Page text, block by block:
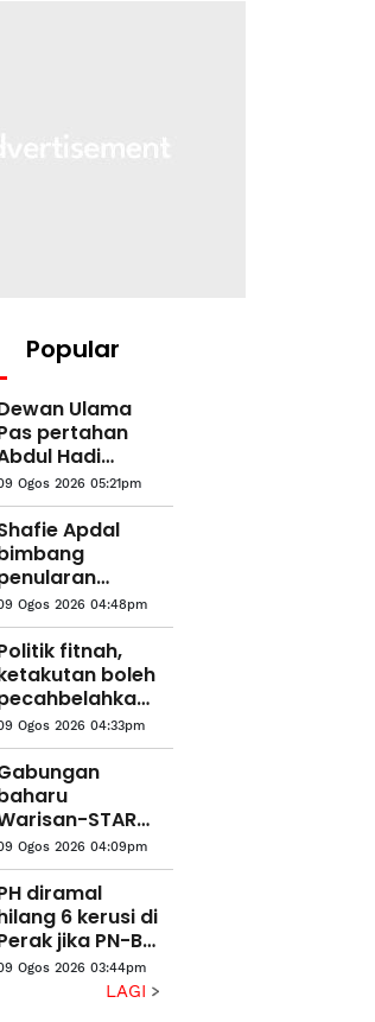
Popular
Ulama
pertahan
Hadi
DAP
hapuskan
Melayu
Ogos 2026 05:21pm
Apdal
palsu
Warisan
Ogos 2026 04:48pm
fitnah,
boleh
–
pondok
Ogos 2026 04:33pm
STAR-
belum
25
perlu
parti
- Shafie
Ogos 2026 04:09pm
diramal
6 kerusi di
jika PN-BN
Ogos 2026 03:44pm
LAGI